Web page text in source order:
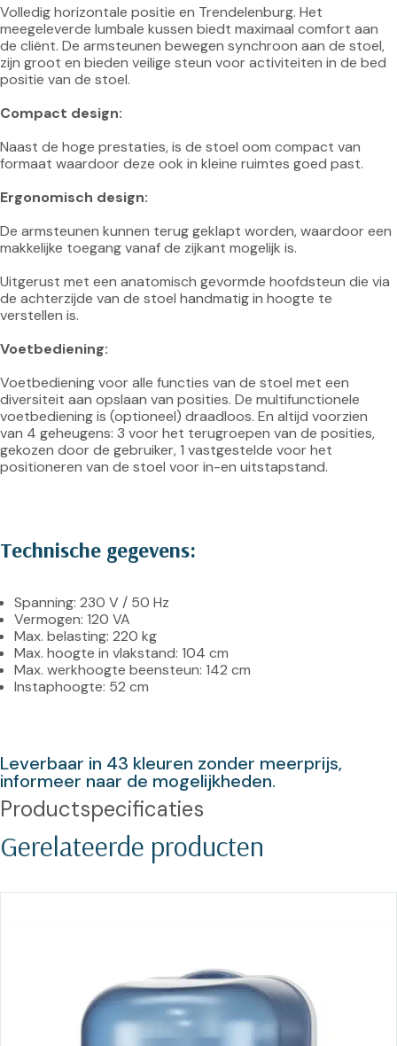
Volledig horizontale positie en Trendelenburg. Het
meegeleverde lumbale kussen biedt maximaal comfort aan
de cliënt. De armsteunen bewegen synchroon aan de stoel,
zijn groot en bieden veilige steun voor activiteiten in de bed
positie van de stoel.
Compact design:
Naast de hoge prestaties, is de stoel oom compact van
formaat waardoor deze ook in kleine ruimtes goed past.
Ergonomisch design:
De armsteunen kunnen terug geklapt worden, waardoor een
makkelijke toegang vanaf de zijkant mogelijk is.
Uitgerust met een anatomisch gevormde hoofdsteun die via
de achterzijde van de stoel handmatig in hoogte te
verstellen is.
Voetbediening:
Voetbediening voor alle functies van de stoel met een
diversiteit aan opslaan van posities. De multifunctionele
voetbediening is (optioneel) draadloos. En altijd voorzien
van 4 geheugens: 3 voor het terugroepen van de posities,
gekozen door de gebruiker, 1 vastgestelde voor het
positioneren van de stoel voor in-en uitstapstand.
Technische gegevens:
Spanning: 230 V / 50 Hz
Vermogen: 120 VA
Max. belasting: 220 kg
Max. hoogte in vlakstand: 104 cm
Max. werkhoogte beensteun: 142 cm
Instaphoogte: 52 cm
Leverbaar in 43 kleuren zonder meerprijs,
informeer naar de mogelijkheden.
Productspecificaties
Gerelateerde producten